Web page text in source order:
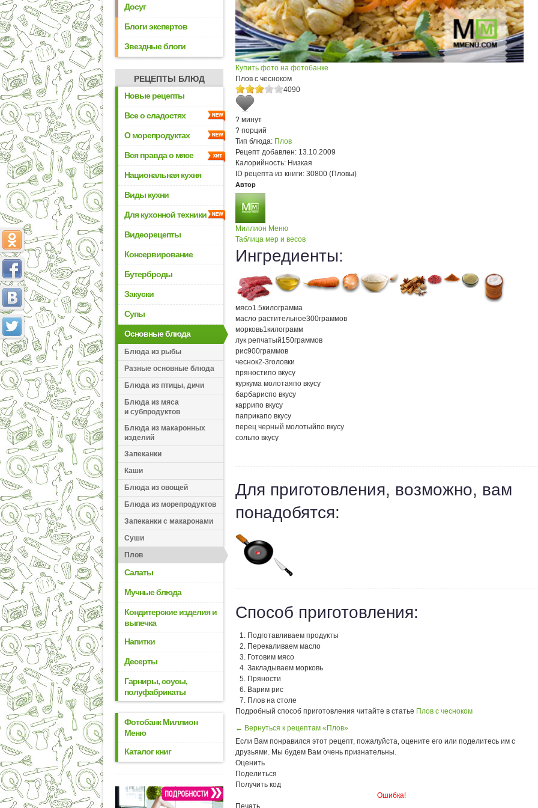
Досуг
Блоги экспертов
Звездные блоги
РЕЦЕПТЫ БЛЮД
Новые рецепты
Все о сладостях
О морепродуктах
Вся правда о мясе
Национальная кухня
Виды кухни
Для кухонной техники
Видеорецепты
Консервирование
Бутерброды
Закуски
Супы
Основные блюда
Блюда из рыбы
Разные основные блюда
Блюда из птицы, дичи
Блюда из мяса
и субпродуктов
Блюда из макаронных
изделий
Запеканки
Каши
Блюда из овощей
Блюда из морепродуктов
Запеканки с макаронами
Суши
Плов
Салаты
Мучные блюда
Кондитерские изделия и
выпечка
Напитки
Десерты
Гарниры, соусы,
полуфабрикаты
Фотобанк Миллион
Меню
Каталог книг
Купить фото на фотобанке
Плов с чесноком
4090
? минут
? порций
Тип блюда: Плов
Рецепт добавлен: 13.10.2009
Калорийность: Низкая
ID рецепта из книги: 30800 (Пловы)
Автор
Миллион Меню
Таблица мер и весов
Ингредиенты:
мясо1.5килограмма
масло растительное300граммов
морковь1килограмм
лук репчатый150граммов
рис900граммов
чеснок2-3головки
пряностипо вкусу
куркума молотаяпо вкусу
барбариспо вкусу
каррипо вкусу
паприкапо вкусу
перец черный молотыйпо вкусу
сольпо вкусу
Для приготовления, возможно, вам
понадобятся:
Способ приготовления:
Подготавливаем продукты
Перекаливаем масло
Готовим мясо
Закладываем морковь
Пряности
Варим рис
Плов на столе
Подробный способ приготовления читайте в статье Плов с чесноком
← Вернуться к рецептам «Плов»
Если Вам понравился этот рецепт, пожалуйста, оцените его или поделитесь им с
друзьями. Мы будем Вам очень признательны.
Оценить
Поделиться
Получить код
Ошибка!